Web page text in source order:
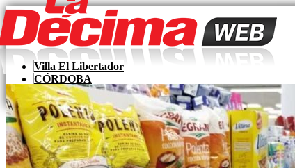
Skip
content
LaDecima
Villa El Libertador
CÓRDOBA
PAÍS
MUNDO
Zona Sur